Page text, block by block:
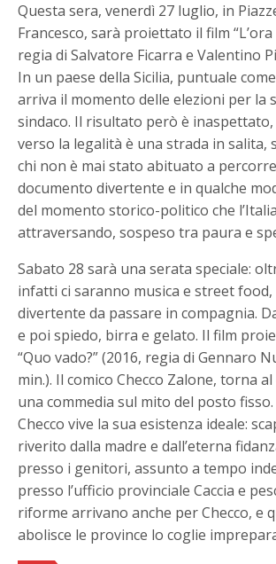
Questa sera, venerdì 27 luglio, in
Francesco, sarà proiettato il film “L’ora
regia di Salvatore Ficarra e Valentino
In un paese della Sicilia, puntuale
arriva il momento delle elezioni per la
sindaco. Il risultato però è
verso la legalità è una strada in
chi non è mai stato abituato a
documento divertente e in qualche
del momento storico-politico che
attraversando, sospeso tra paura e
Sabato 28 sarà una serata speciale:
infatti ci saranno musica e street
divertente da passare in compagnia.
e poi spiedo, birra e gelato. Il film
“Quo vado?” (2016, regia di Gennaro
min.). Il comico Checco Zalone, torna
una commedia sul mito del posto
Checco vive la sua esistenza ideale:
riverito dalla madre e dall’eterna
presso i genitori, assunto a tempo
presso l’ufficio provinciale Caccia e
riforme arrivano anche per Checco, e
abolisce le province lo coglie